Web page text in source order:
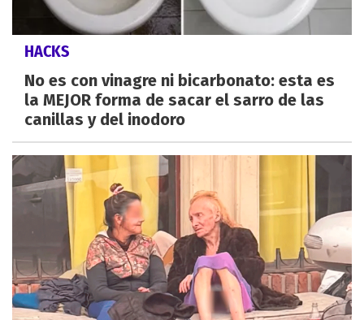
HACKS
No es con vinagre ni bicarbonato: esta es
la MEJOR forma de sacar el sarro de las
canillas y del inodoro